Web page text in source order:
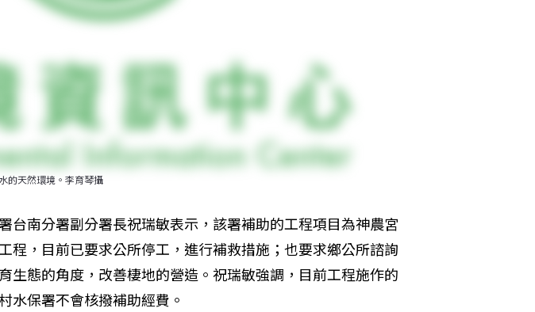
的天然環境。李育琴攝
台南分署副分署長祝瑞敏表示，該署補助的工程項目為神農宮
程，目前已要求公所停工，進行補救措施；也要求鄉公所諮詢
生態的角度，改善棲地的營造。祝瑞敏強調，目前工程施作的
水保署不會核撥補助經費。